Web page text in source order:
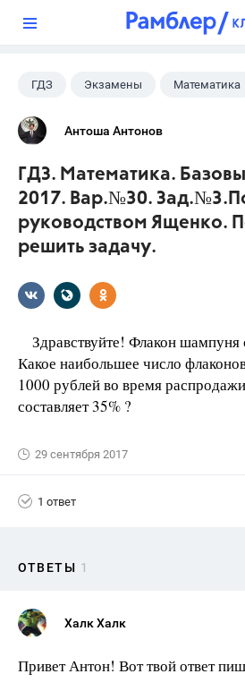
ГДЗ Экзамены Математика
Ященко И.В.
Антоша Антонов
ГДЗ. Математика.
2017. Вар.№30.
руководством Ященко.
решить задачу.
Здравствуйте! Флакон шампуня
Какое наибольшее число
1000 рублей во время
составляет 35% ?
29 сентября 2017
1 ответ
ОТВЕТЫ 1
Халк Халк
Привет Антон! Вот твой ответ